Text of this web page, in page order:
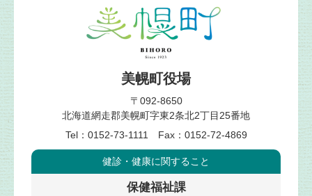
美幌町役場
〒092-8650
北海道網走郡美幌町字東2条北2丁目25番地
Tel：0152-73-1111 Fax：0152-72-4869
健診・健康に関すること
保健福祉課